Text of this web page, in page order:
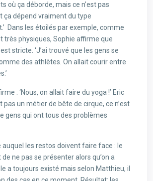
où ça déborde, mais ce n’est pas
ça dépend vraiment du type
Dans les étoilés par exemple, comme
très physiques, Sophie affirme que
stricte. ‘J’ai trouvé que les gens se
des athlètes. On allait courir entre
: ‘Nous, on allait faire du yoga !’ Eric
pas un métier de bête de cirque, ce n’est
gens qui ont tous des problèmes
les restos doivent faire face : le
ne pas se présenter alors qu’on a
a toujours existé mais selon Matthieu, il